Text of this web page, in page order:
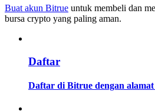
Buat akun Bitrue untuk membeli dan
bursa crypto yang paling aman.
Daftar
Daftar di Bitrue dengan